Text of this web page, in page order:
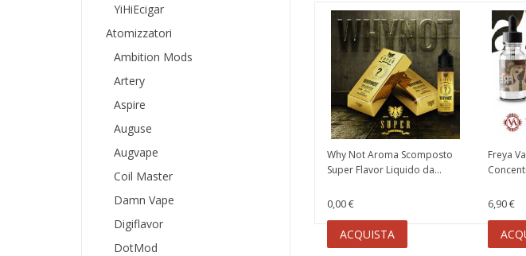
YiHiEcigar
Atomizzatori
Ambition Mods
Artery
Aspire
Auguse
Augvape
Coil Master
Damn Vape
Digiflavor
DotMod
Why Not Aroma Scomposto
Super Flavor Liquido da...
0,00 €
ACQUISTA
Freya
6,90 €